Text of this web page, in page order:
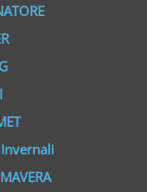
Invernali